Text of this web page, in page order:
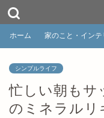
ホーム 家のこと・インテ
シンプルライフ
忙しい朝もサ
のミネラルリ